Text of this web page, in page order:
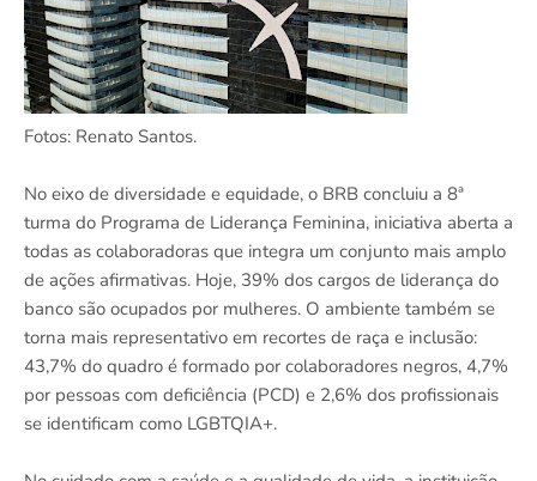
Fotos: Renato Santos.
No eixo de diversidade e equidade, o BRB concluiu a 8ª
turma do Programa de Liderança Feminina, iniciativa aberta a
todas as colaboradoras que integra um conjunto mais amplo
de ações afirmativas. Hoje, 39% dos cargos de liderança do
banco são ocupados por mulheres. O ambiente também se
torna mais representativo em recortes de raça e inclusão:
43,7% do quadro é formado por colaboradores negros, 4,7%
por pessoas com deficiência (PCD) e 2,6% dos profissionais
se identificam como LGBTQIA+.